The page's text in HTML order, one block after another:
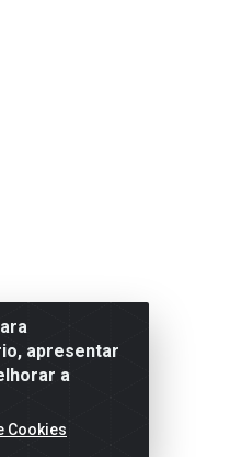
apresentar
a
Cookies